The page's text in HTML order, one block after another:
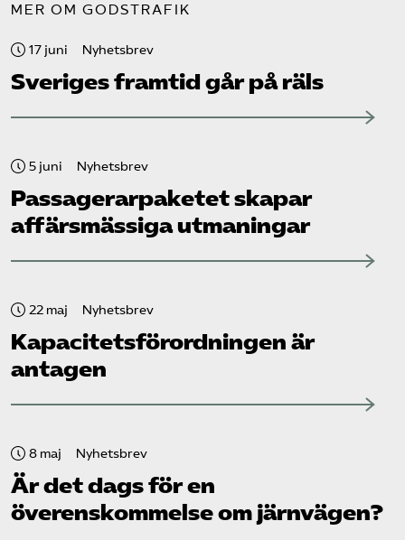
MER OM GODSTRAFIK
17 juni Nyhetsbrev
Sveriges framtid går på räls
5 juni Nyhetsbrev
Passagerarpaketet skapar
affärsmässiga utmaningar
22 maj Nyhetsbrev
Kapacitets­förordningen är
antagen
8 maj Nyhetsbrev
Är det dags för en
överenskommelse om järnvägen?